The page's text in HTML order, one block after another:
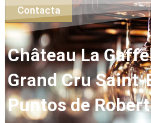
Contacta
Château La
Grand Cru
Puntos de